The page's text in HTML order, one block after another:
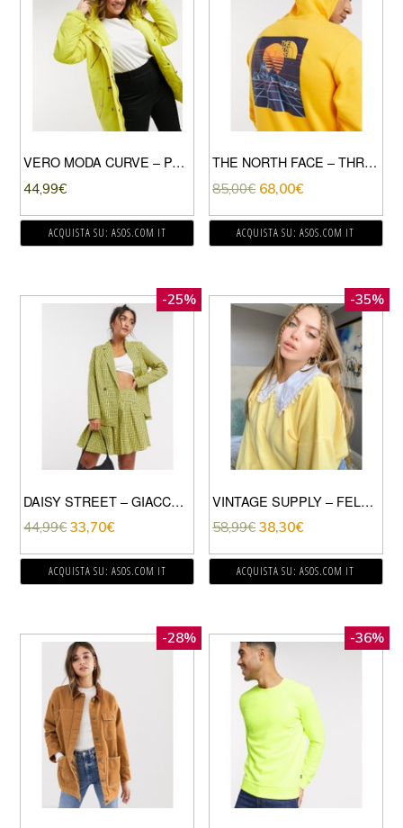
VERO MODA CURVE – PARKA GIALLO CON CAPPUCCIO SOFFICE E COULISSE IN VITA
44,99€
ACQUISTA SU: ASOS.COM IT
THE NORTH FACE – THROWBACK – FELPA GIALLA CON CAPPUCCIO-GIALLO
85,00€ 68,00€
ACQUISTA SU: ASOS.COM IT
-25%
DAISY STREET – GIACCA ELEGANTE OVERSIZE A QUADRI IN COORDINATO-GIALLO
44,99€ 33,70€
ACQUISTA SU: ASOS.COM IT
-35%
VINTAGE SUPPLY – FELPA OVERSIZE LIMONE SOVRATINTO CON COLLETTO CON VOLANT-GIALLO
58,99€ 38,30€
ACQUISTA SU: ASOS.COM IT
-28% -36%